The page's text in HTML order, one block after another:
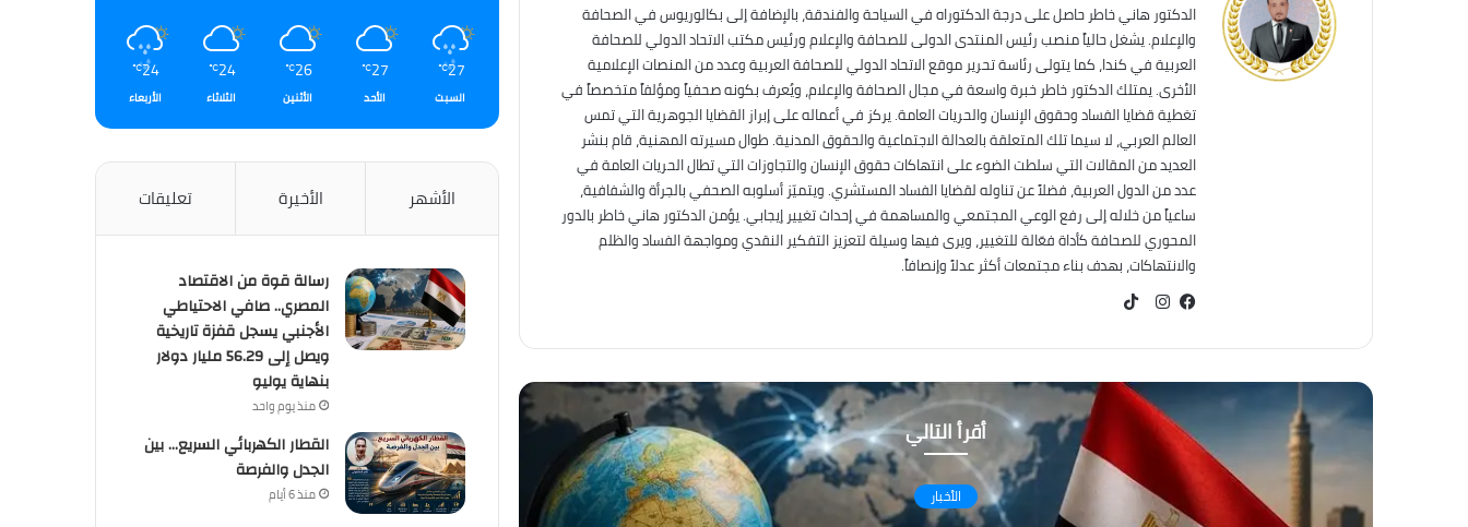
الدكتور هاني خاطر حاصل على درجة الدكتوراه في السياحة والفندقة، بالإضافة إلى بكالوريوس في الصحافة
والإعلام. يشغل حالياً منصب رئيس المنتدى الدولى للصحافة والإعلام ورئيس مكتب الاتحاد الدولي للصحافة
العربية في كندا، كما يتولى رئاسة تحرير موقع الاتحاد الدولي للصحافة العربية وعدد من المنصات الإعلامية
الأخرى. يمتلك الدكتور خاطر خبرة واسعة في مجال الصحافة والإعلام، ويُعرف بكونه صحفياً ومؤلفاً متخصصاً في
تغطية قضايا الفساد وحقوق الإنسان والحريات العامة. يركز في أعماله على إبراز القضايا الجوهرية التي تمس
العالم العربي، لا سيما تلك المتعلقة بالعدالة الاجتماعية والحقوق المدنية. طوال مسيرته المهنية، قام بنشر
العديد من المقالات التي سلطت الضوء على انتهاكات حقوق الإنسان والتجاوزات التي تطال الحريات العامة في
عدد من الدول العربية، فضلاً عن تناوله لقضايا الفساد المستشري. ويتميّز أسلوبه الصحفي بالجرأة والشفافية،
ساعياً من خلاله إلى رفع الوعي المجتمعي والمساهمة في إحداث تغيير إيجابي. يؤمن الدكتور هاني خاطر بالدور
المحوري للصحافة كأداة فعّالة للتغيير، ويرى فيها وسيلة لتعزيز التفكير النقدي ومواجهة الفساد والظلم
والانتهاكات، بهدف بناء مجتمعات أكثر عدلاً وإنصافاً.
أقرأ التالي
الأخبار
27
℃
السبت
27
℃
الأحد
26
℃
الأثنين
24
℃
الثلاثاء
24
℃
الأربعاء
الأشهر الأخيرة تعليقات
رسالة قوة من الاقتصاد
المصري.. صافي الاحتياطي
الأجنبي يسجل قفزة تاريخية
ويصل إلى 56.29 مليار دولار
بنهاية يوليو
منذ يوم واحد
القطار الكهربائي السريع… بين
الجدل والفرصة
منذ 6 أيام